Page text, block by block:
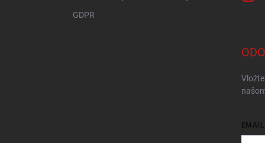
GDPR
EMAIL